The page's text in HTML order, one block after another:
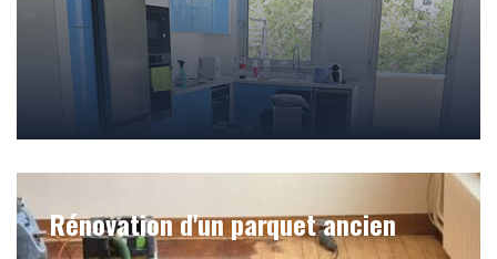
Rénovation d'un parquet ancien